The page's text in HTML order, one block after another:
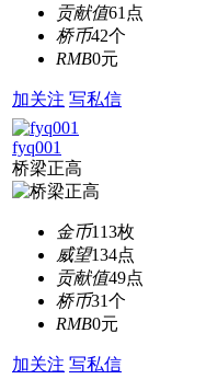
贡献值61点
桥币42个
RMB0元
加关注 写私信
fyq001
桥梁正高
金币113枚
威望134点
贡献值49点
桥币31个
RMB0元
加关注 写私信